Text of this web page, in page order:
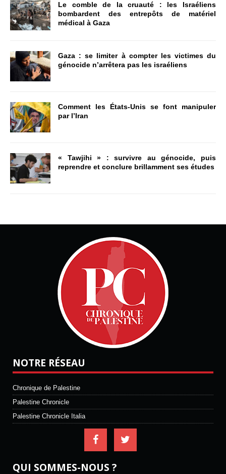
Le comble de la cruauté : les Israéliens
bombardent des entrepôts de matériel
médical à Gaza
Gaza : se limiter à compter les victimes du
génocide n’arrêtera pas les israéliens
Comment les États-Unis se font manipuler
par l’Iran
« Tawjihi » : survivre au génocide, puis
reprendre et conclure brillamment ses études
NOTRE RÉSEAU
Chronique de Palestine
Palestine Chronicle
Palestine Chronicle Italia
QUI SOMMES-NOUS ?